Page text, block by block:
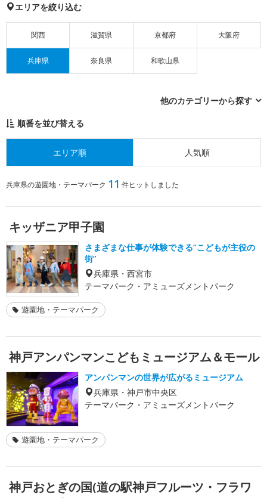
エリアを絞り込む
関西 滋賀県 京都府 大阪府
兵庫県 奈良県 和歌山県
他のカテゴリーから探す
順番を並び替える
エリア順 人気順
兵庫県の遊園地・テーマパーク 11 件ヒットしました
キッザニア甲子園
さまざまな仕事が体験できる“こどもが主役の
街”
兵庫県・西宮市
テーマパーク・アミューズメントパーク
遊園地・テーマパーク
神戸アンパンマンこどもミュージアム＆モール
アンパンマンの世界が広がるミュージアム
兵庫県・神戸市中央区
テーマパーク・アミューズメントパーク
遊園地・テーマパーク
神戸おとぎの国(道の駅神戸フルーツ・フラワ